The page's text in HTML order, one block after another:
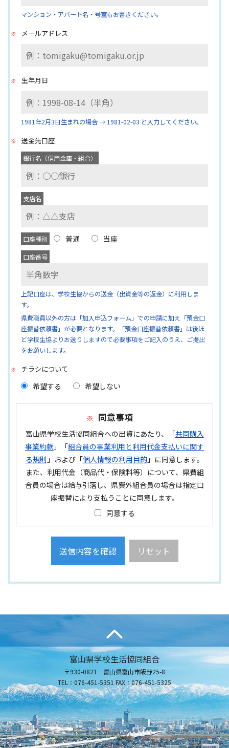
マンション・アパート名・号室もお書きください。
メールアドレス
生年月日
1981年2月3日生まれの場合 → 1981-02-03 と入力してください。
送金先口座
銀行名（信用金庫・組合）
支店名
口座種別 普通 当座
口座番号
上記口座は、学校生協からの送金（出資金等の返金）に利用しま
す。
県費職員以外の方は「加入申込フォーム」での申請に加え「預金口
座振替依頼書」が必要となります。「預金口座振替依頼書」は後ほ
ど学校生協よりお送りしますので必要事項をご記入のうえ、ご提出
をお願いします。
チラシについて
希望する 希望しない
同意事項
富山県学校生活協同組合への出資にあたり、「共同購入
事業約款 」「組合員の事業利用と利用代金支払いに関す
る規則 」および「個人情報の利用目的」に同意します。
また、利用代金（商品代・保険料等）について、県費組
合員の場合は給与引落し、県費外組合員の場合は指定口
座振替により支払うことに同意します。
同意する
富山県学校生活協同組合
〒930-0821 富山県富山市飯野25-8
TEL：076-451-5351 FAX：076-451-5325